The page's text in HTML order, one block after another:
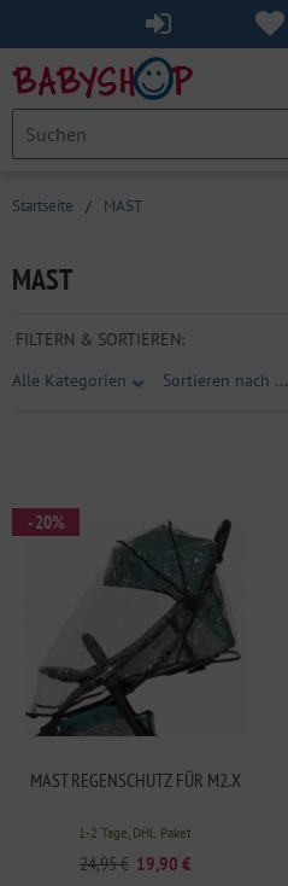
Startseite / MAST
MAST
FILTERN & SORTIEREN:
Alle Kategorien
Sortieren nach ...
MAST REGENSCHUTZ FÜR M2.X
1-2 Tage, DHL Paket
24,95 € 19,90 €
- 20%